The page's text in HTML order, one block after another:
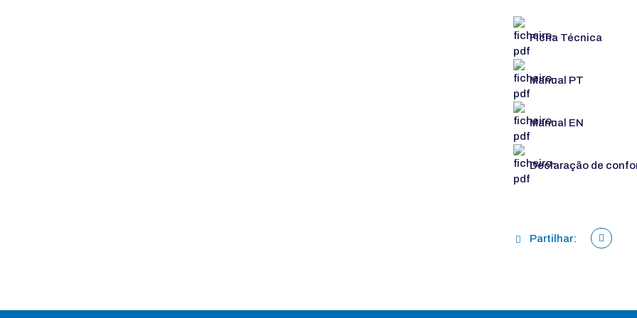
Ficha Técnica
Manual PT
Manual EN
Declaração de
Partilhar: